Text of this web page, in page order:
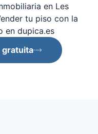
en Les
tu piso con la
en dupica.es
gratuita